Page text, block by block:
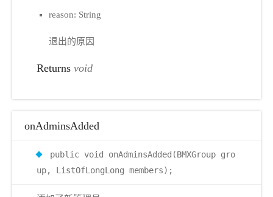
reason: String
退出的原因
Returns void
onAdminsAdded
public void onAdminsAdded(BMXGroup gro
up, ListOfLongLong members);